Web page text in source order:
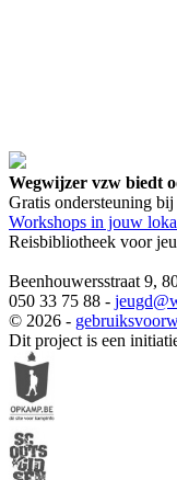
Wegwijzer vzw biedt
Gratis ondersteuning
Workshops in jouw
Reisbibliotheek voor
Beenhouwersstraat 9,
050 33 75 88 - jeugd
© 2026 -
Dit project is een